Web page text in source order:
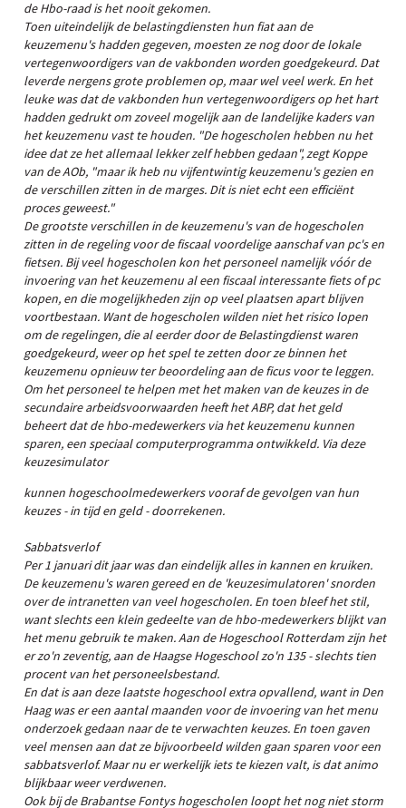
de Hbo-raad is het nooit gekomen.
Toen uiteindelijk de belastingdiensten hun fiat aan de
keuzemenu's hadden gegeven, moesten ze nog door de lokale
vertegenwoordigers van de vakbonden worden goedgekeurd. Dat
leverde nergens grote problemen op, maar wel veel werk. En het
leuke was dat de vakbonden hun vertegenwoordigers op het hart
hadden gedrukt om zoveel mogelijk aan de landelijke kaders van
het keuzemenu vast te houden. "De hogescholen hebben nu het
idee dat ze het allemaal lekker zelf hebben gedaan", zegt Koppe
van de AOb, "maar ik heb nu vijfentwintig keuzemenu's gezien en
de verschillen zitten in de marges. Dit is niet echt een efficiënt
proces geweest."
De grootste verschillen in de keuzemenu's van de hogescholen
zitten in de regeling voor de fiscaal voordelige aanschaf van pc's en
fietsen. Bij veel hogescholen kon het personeel namelijk vóór de
invoering van het keuzemenu al een fiscaal interessante fiets of pc
kopen, en die mogelijkheden zijn op veel plaatsen apart blijven
voortbestaan. Want de hogescholen wilden niet het risico lopen
om de regelingen, die al eerder door de Belastingdienst waren
goedgekeurd, weer op het spel te zetten door ze binnen het
keuzemenu opnieuw ter beoordeling aan de ficus voor te leggen.
Om het personeel te helpen met het maken van de keuzes in de
secundaire arbeidsvoorwaarden heeft het ABP, dat het geld
beheert dat de hbo-medewerkers via het keuzemenu kunnen
sparen, een speciaal computerprogramma ontwikkeld. Via deze
keuzesimulator
kunnen hogeschoolmedewerkers vooraf de gevolgen van hun
keuzes - in tijd en geld - doorrekenen.
Sabbatsverlof
Per 1 januari dit jaar was dan eindelijk alles in kannen en kruiken.
De keuzemenu's waren gereed en de 'keuzesimulatoren' snorden
over de intranetten van veel hogescholen. En toen bleef het stil,
want slechts een klein gedeelte van de hbo-medewerkers blijkt van
het menu gebruik te maken. Aan de Hogeschool Rotterdam zijn het
er zo'n zeventig, aan de Haagse Hogeschool zo'n 135 - slechts tien
procent van het personeelsbestand.
En dat is aan deze laatste hogeschool extra opvallend, want in Den
Haag was er een aantal maanden voor de invoering van het menu
onderzoek gedaan naar de te verwachten keuzes. En toen gaven
veel mensen aan dat ze bijvoorbeeld wilden gaan sparen voor een
sabbatsverlof. Maar nu er werkelijk iets te kiezen valt, is dat animo
blijkbaar weer verdwenen.
Ook bij de Brabantse Fontys hogescholen loopt het nog niet storm